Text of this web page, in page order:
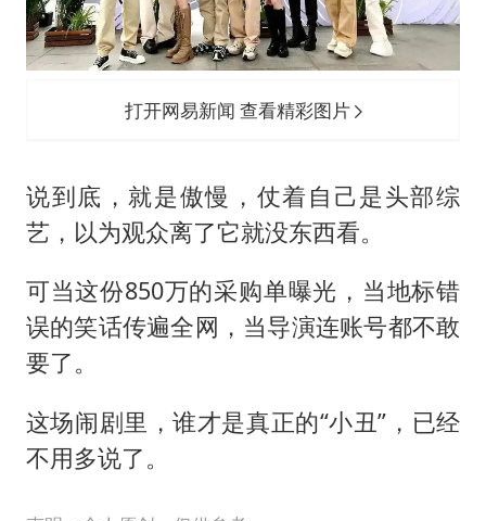
打开网易新闻 查看精彩图片
说到底，就是傲慢，仗着自己是头部综
艺，以为观众离了它就没东西看。
可当这份850万的采购单曝光，当地标错
误的笑话传遍全网，当导演连账号都不敢
要了。
这场闹剧里，谁才是真正的“小丑”，已经
不用多说了。